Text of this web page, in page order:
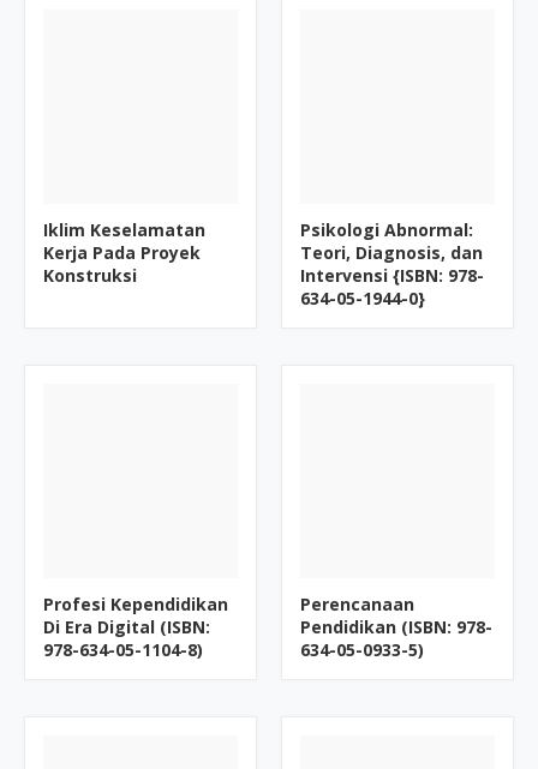
Iklim Keselamatan
Kerja Pada Proyek
Konstruksi
Psikologi Abnormal:
Teori, Diagnosis, dan
Intervensi {ISBN: 978-
634-05-1944-0}
Profesi Kependidikan
Di Era Digital (ISBN:
978-634-05-1104-8)
Perencanaan
Pendidikan (ISBN: 978-
634-05-0933-5)